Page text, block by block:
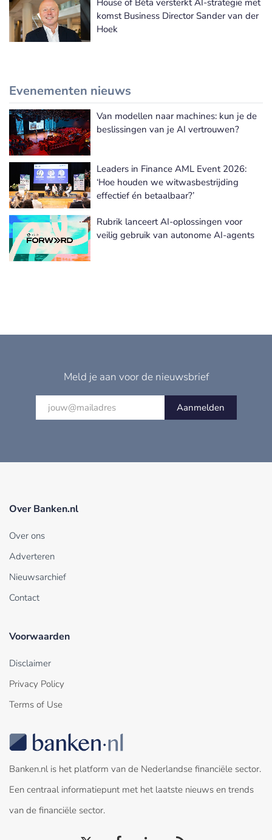
komst Business Director Sander van der
Hoek
Evenementen nieuws
Meer Evenementen nieuws
Van modellen naar machines: kun je de
beslissingen van je AI vertrouwen?
Leaders in Finance AML Event 2026:
‘Hoe houden we witwasbestrijding
effectief én betaalbaar?’
Rubrik lanceert AI-oplossingen voor
veilig gebruik van autonome AI-agents
Meld je aan voor de nieuwsbrief
Aanmelden
Over Banken.nl
Over ons
Adverteren
Nieuwsarchief
Contact
Voorwaarden
Disclaimer
Privacy Policy
Terms of Use
Banken.nl is het platform van de Nederlandse financiële sector.
Een centraal informatiepunt met het laatste nieuws en trends
van de financiële sector.